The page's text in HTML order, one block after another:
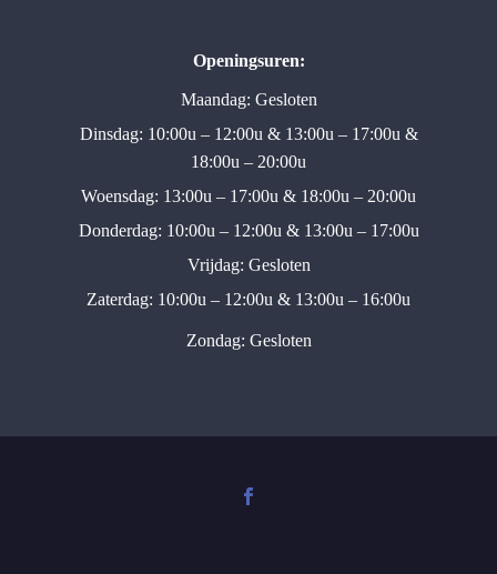
Openingsuren:
Maandag: Gesloten
Dinsdag: 10:00u – 12:00u & 13:00u – 17:00u &
18:00u – 20:00u
Woensdag: 13:00u – 17:00u & 18:00u – 20:00u
Donderdag: 10:00u – 12:00u & 13:00u – 17:00u
Vrijdag: Gesloten
Zaterdag: 10:00u – 12:00u & 13:00u – 16:00u
Zondag: Gesloten